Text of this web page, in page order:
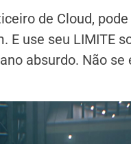
de Cloud,
use seu LIMITE
absurdo. Não se